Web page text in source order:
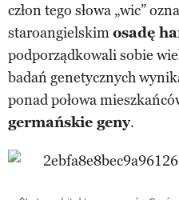
człon tego słowa „wic”
staroangielskimosadę
podporządkowali sobie
badań genetycznych
ponad połowa
germańskie geny.